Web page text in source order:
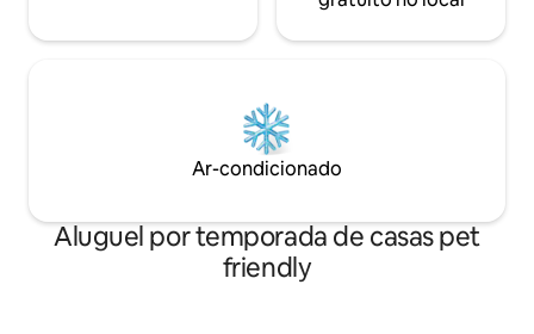
Ar-condicionado
Aluguel por temporada de casas pet
friendly